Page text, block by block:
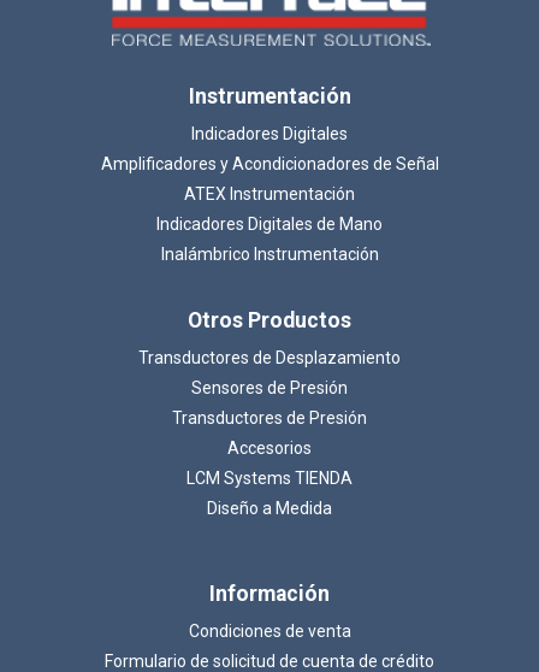
Instrumentación
Indicadores Digitales
Amplificadores y Acondicionadores de Señal
ATEX Instrumentación
Indicadores Digitales de Mano
Inalámbrico Instrumentación
Otros Productos
Transductores de Desplazamiento
Sensores de Presión
Transductores de Presión
Accesorios
LCM Systems TIENDA
Diseño a Medida
Información
Condiciones de venta
Formulario de solicitud de cuenta de crédito